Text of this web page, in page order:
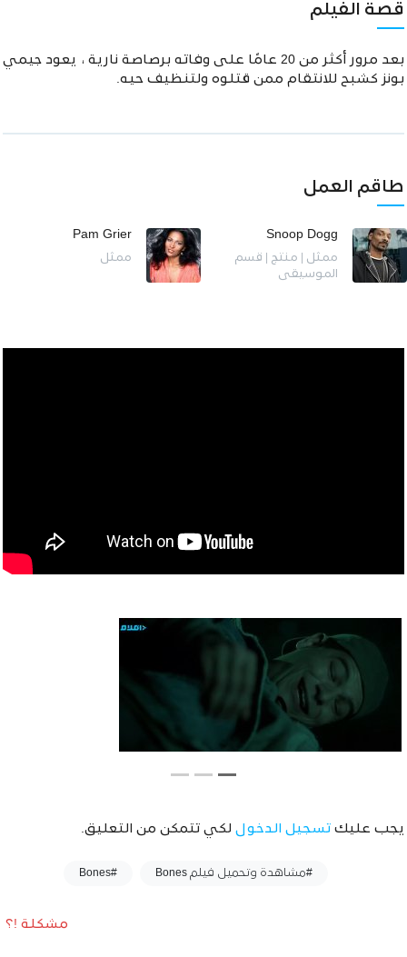
قصة الفيلم
بعد مرور أكثر من 20 عامًا على وفاته برصاصة نارية ، يعود جيمي
بونز كشبح للانتقام ممن قتلوه ولتنظيف حيه.
طاقم العمل
Snoop Dogg
ممثل | منتج | قسم
الموسيقى
Pam Grier
ممثل
يجب عليك تسجيل الدخول لكي تتمكن من التعليق.
#مشاهدة وتحميل فيلم Bones #Bones
مشكلة !؟